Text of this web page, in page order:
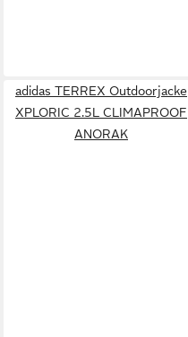
adidas TERREX Outdoorjacke
XPLORIC 2.5L CLIMAPROOF
ANORAK